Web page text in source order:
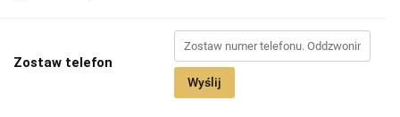
Zostaw telefon
Wyślij